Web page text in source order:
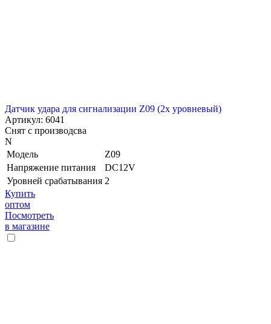
Датчик удара для сигнализации Z09 (2х уровневый)
Артикул: 6041
Снят с производсва
N
Модель
Z09
Напряжение питания
DC12V
Уровней срабатывания 2
Купить
оптом
Посмотреть
в магазине